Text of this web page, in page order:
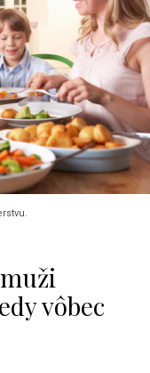
vôbec